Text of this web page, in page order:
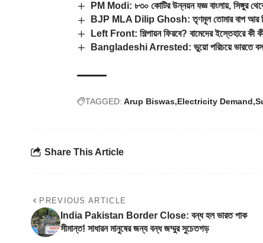
PM Modi: ৮৩০ কোটির উন্নয়ন যজ্ঞ বাংলায়, সিঙ্গুর
BJP MLA Dilip Ghosh: তৃণমূল তোমার বাপ আর
Left Front: শিল্পায়ন ফিরবে? বামেদের ইস্তেহারে কী কী
Bangladeshi Arrested: ভুয়ো পরিচয়ে ভারতে বসবাস,
TAGGED: Arup Biswas Electricity Demand
Share This Article
PREVIOUS ARTICLE
India Pakistan Border Close: বন্ধ হল ভারত পাক
সীমান্ত! সাধারন মানুষের জন্য বন্ধ জম্মুর সুচেতগড়